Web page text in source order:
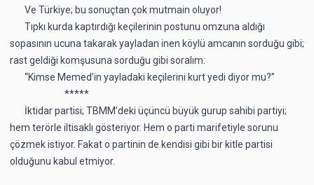
Ve Türkiye; bu sonuçtan çok mutmain oluyor!
Tıpkı kurda kaptırdığı keçilerinin postunu omzuna aldığı
sopasının ucuna takarak yayladan inen köylü amcanın sorduğu gibi;
rast geldiği komşusuna sorduğu gibi soralım:
“Kimse Memed’in yayladaki keçilerini kurt yedi diyor mu?”
*****
İktidar partisi; TBMM’deki üçüncü büyük gurup sahibi partiyi;
hem terörle iltisaklı gösteriyor. Hem o parti marifetiyle sorunu
çözmek istiyor. Fakat o partinin de kendisi gibi bir kitle partisi
olduğunu kabul etmiyor.